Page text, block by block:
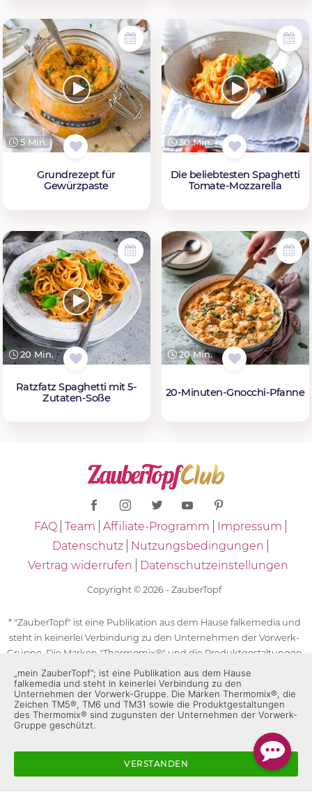
5 Min.
Grundrezept für
Gewürzpaste
30 Min.
Die beliebtesten Spaghetti
Tomate-Mozzarella
20 Min.
Ratzfatz Spaghetti mit 5-
Zutaten-Soße
20 Min.
20-Minuten-Gnocchi-Pfanne
FAQ Team Affiliate-Programm
Impressum
Datenschutz
Nutzungsbedingungen
Vertrag widerrufen
Datenschutzeinstellungen
Copyright © 2026 - ZauberTopf
* "ZauberTopf" ist eine Publikation aus dem Hause falkemedia und
steht in keinerlei Verbindung zu den Unternehmen der Vorwerk-
Gruppe. Die Marken "Thermomix®" und die Produktgestaltungen
des "Thermomix®" sind eingetragene Marken der Unternehmen
der Vorwerk-Gruppe. Die Marken Thermomix®, die Zeichen TM5®,
TM6 und TM31 sowie die Produktgestaltungen des Thermomix®
sind zugunsten der Unternehmen der Vorwerk-Gruppe
geschützt. Für die Rezeptangaben in "ZauberTopf" ist
„mein ZauberTopf”; ist eine Publikation aus dem Hause
falkemedia und steht in keinerlei Verbindung zu den
Unternehmen der Vorwerk-Gruppe. Die Marken Thermomix®, die
Zeichen TM5®, TM6 und TM31 sowie die Produktgestaltungen
des Thermomix® sind zugunsten der Unternehmen der Vorwerk-
Gruppe geschützt.
VERSTANDEN